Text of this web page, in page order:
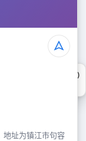
地址为镇江市句容
桂冠国际酒店(华阳南路)